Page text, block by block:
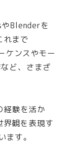
Blenderを
れまで
ケンスやモー
ど、さまざ
経験を活か
界観を表現す
す。